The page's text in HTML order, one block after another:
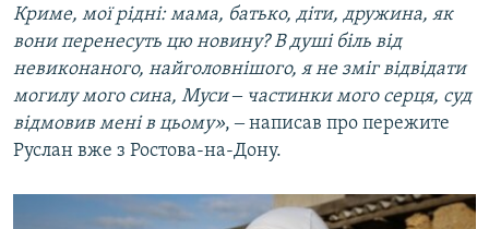
Криме, мої рідні: мама, батько, діти, дружина, як
вони перенесуть цю новину? В душі біль від
невиконаного, найголовнішого, я не зміг відвідати
могилу мого сина, Муси ‒ частинки мого серця, суд
відмовив мені в цьому», ‒ написав про пережите
Руслан вже з Ростова-на-Дону.